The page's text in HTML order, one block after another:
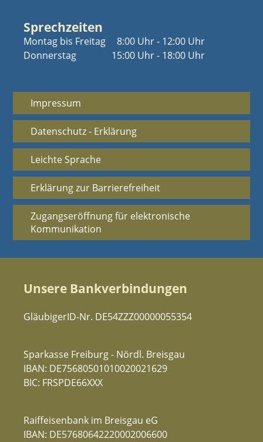
Sprechzeiten
Montag bis Freitag
Donnerstag
8:00 Uhr - 12:00 Uhr
15:00 Uhr - 18:00 Uhr
Impressum
Datenschutz - Erklärung
Leichte Sprache
Erklärung zur Barrierefreiheit
Zugangseröffnung für elektronische
Kommunikation
Unsere Bankverbindungen
GläubigerID-Nr. DE54ZZZ00000055354
Sparkasse Freiburg - Nördl. Breisgau
IBAN: DE75680501010020021629
BIC: FRSPDE66XXX
Raiffeisenbank im Breisgau eG
IBAN: DE57680642220002006600